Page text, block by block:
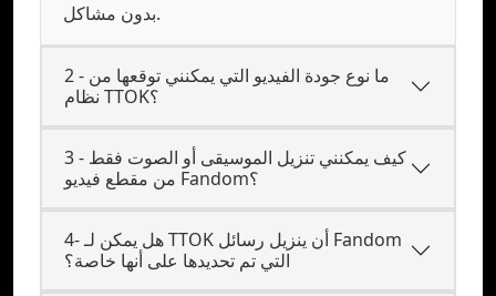
بدون مشاكل.
2 - ما نوع جودة الفيديو التي يمكنني توقعها من
نظام TTOK؟
3 - كيف يمكنني تنزيل الموسيقى أو الصوت فقط
من مقطع فيديو Fandom؟
4- هل يمكن لـ TTOK أن ينزيل رسائل Fandom
التي تم تحديدها على أنها خاصة؟